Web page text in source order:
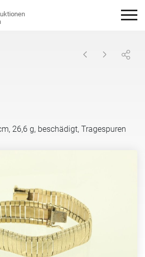
26,6 g, beschädigt, Tragespuren